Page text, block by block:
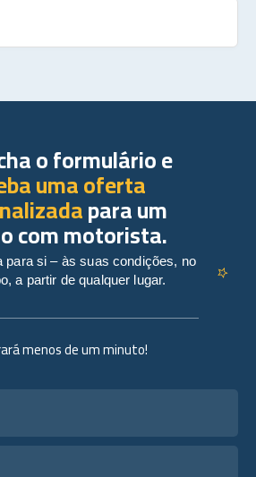
menos de um minuto!
o formulário e
uma oferta
para um
com motorista.
para si – às suas condições, no
a partir de qualquer lugar.